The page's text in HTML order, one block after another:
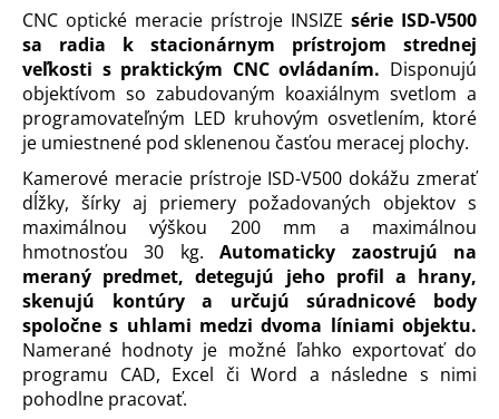
CNC optické meracie prístroje INSIZE série ISD-V500
sa radia k stacionárnym prístrojom strednej
veľkosti s praktickým CNC ovládaním. Disponujú
objektívom so zabudovaným koaxiálnym svetlom a
programovateľným LED kruhovým osvetlením, ktoré
je umiestnené pod sklenenou časťou meracej plochy.
Kamerové meracie prístroje ISD-V500 dokážu zmerať
dĺžky, šírky aj priemery požadovaných objektov s
maximálnou výškou 200 mm a maximálnou
hmotnosťou 30 kg.Automaticky zaostrujú na
meraný predmet, detegujú jeho profil a hrany,
skenujú kontúry a určujú súradnicové body
spoločne s uhlami medzi dvoma líniami objektu.
Namerané hodnoty je možné ľahko exportovať do
programu CAD, Excel či Word a následne s nimi
pohodlne pracovať.
r
e
b
u
j
e
t
e
n
á
j
s
ť
?